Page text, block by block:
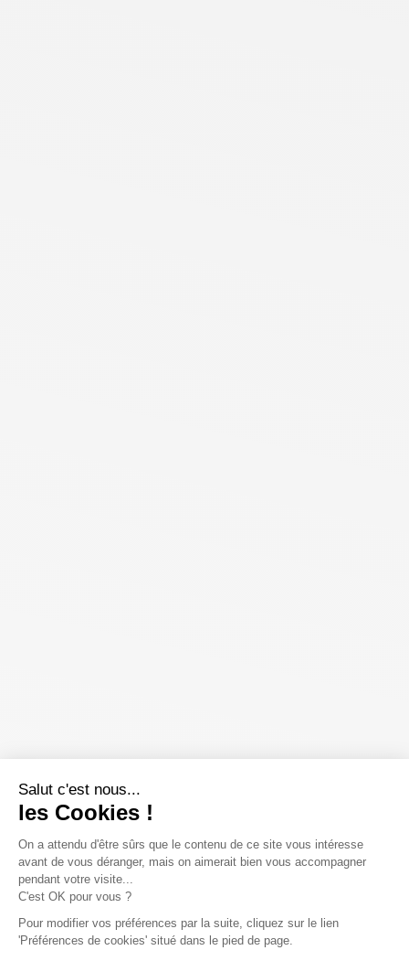
Salut c'est nous...
les Cookies !
On a attendu d'être sûrs que le contenu de ce site vous intéresse
avant de vous déranger, mais on aimerait bien vous accompagner
pendant votre visite...
C'est OK pour vous ?
Pour modifier vos préférences par la suite, cliquez sur le lien
'Préférences de cookies' situé dans le pied de page.